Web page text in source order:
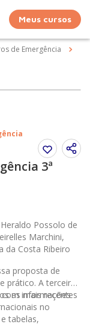
Meus cursos
de Emergência
3ª
Possolo de
Marchini,
da Costa Ribeiro
proposta de
prático. A terceira
as mais recentes
no
informações
tabelas,